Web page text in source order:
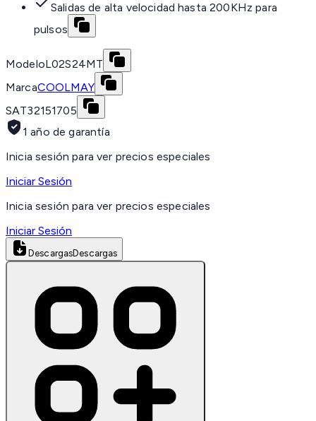
Salidas de alta velocidad hasta 200KHz para
pulsos
ModeloL02S24MT
MarcaCOOLMAY
SAT32151705
1 año de garantía
Inicia sesión para ver precios especiales
Iniciar Sesión
Inicia sesión para ver precios especiales
Iniciar Sesión
DescargasDescargas